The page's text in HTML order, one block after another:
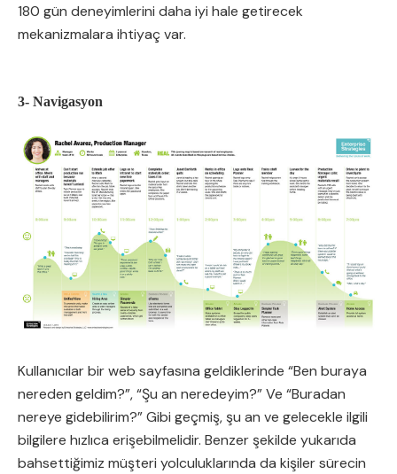
180 gün deneyimlerini daha iyi hale getirecek
mekanizmalara ihtiyaç var.
3- Navigasyon
Kullanıcılar bir web sayfasına geldiklerinde “Ben buraya
nereden geldim?”, “Şu an neredeyim?” Ve “Buradan
nereye gidebilirim?” Gibi geçmiş, şu an ve gelecekle ilgili
bilgilere hızlıca erişebilmelidir. Benzer şekilde yukarıda
bahsettiğimiz müşteri yolculuklarında da kişiler sürecin